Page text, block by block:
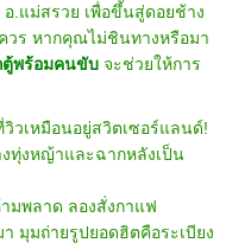
.แม่สรวย เพื่อขึ้นสู่ดอยช้าง
วร หากคุณไม่ชินทางหรือมา
ตู้พร้อมคนขับจะช่วยให้การ
วเหมือนอยู่สวิตเซอร์แลนด์!
ทุ่งหญ้าและฉากหลังเป็น
มพลาด ลองสั่งกาแฟ
มุมถ่ายรูปยอดฮิตคือระเบียง